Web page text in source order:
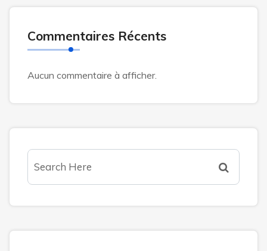
Commentaires Récents
Aucun commentaire à afficher.